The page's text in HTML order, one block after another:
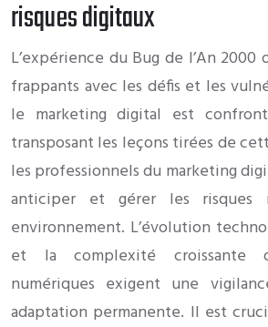
risques digitaux
L’expérience du Bug de l’An 2000
frappants avec les défis et les
le marketing digital est
transposant les leçons tirées de
les professionnels du marketing
anticiper et gérer les risques
environnement. L’évolution
et la complexité croissante
numériques exigent une
adaptation permanente. Il est